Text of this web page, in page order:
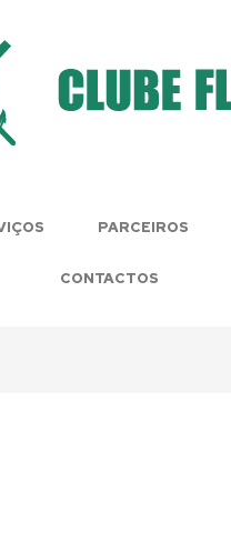
PARCEIROS
CONTACTOS